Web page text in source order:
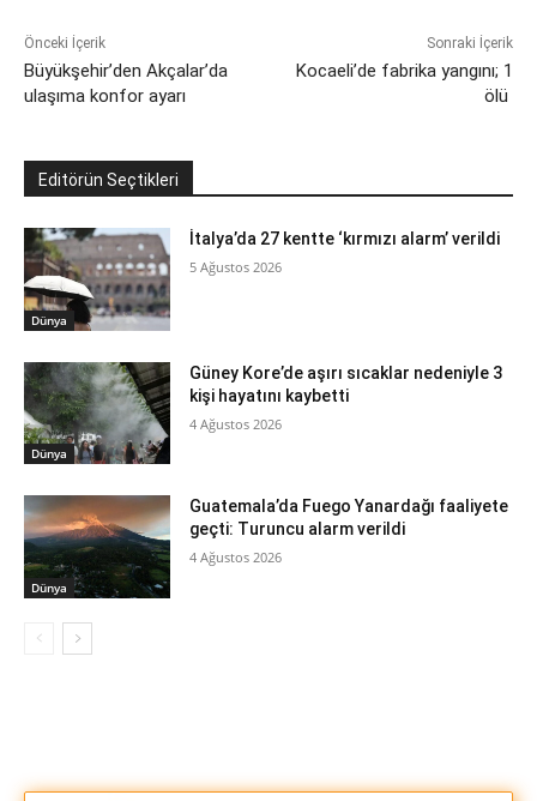
Önceki İçerik
Büyükşehir’den Akçalar’da
ulaşıma konfor ayarı
Sonraki İçerik
Kocaeli’de fabrika yangını; 1
ölü
Editörün Seçtikleri
Dünya
İtalya’da 27 kentte ‘kırmızı alarm’ verildi
5 Ağustos 2026
Dünya
Güney Kore’de aşırı sıcaklar nedeniyle 3
kişi hayatını kaybetti
4 Ağustos 2026
Dünya
Guatemala’da Fuego Yanardağı faaliyete
geçti: Turuncu alarm verildi
4 Ağustos 2026